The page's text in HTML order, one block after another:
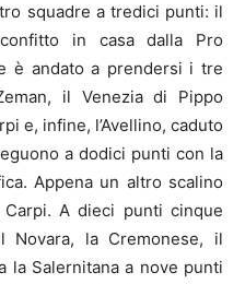
squadre a tredici punti: il
in casa dalla Pro
è andato a prendersi i tre
il Venezia di Pippo
e, infine, l’Avellino, caduto
a dodici punti con la
Appena un altro scalino
A dieci punti cinque
Novara, la Cremonese, il
la Salernitana a nove punti